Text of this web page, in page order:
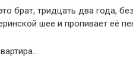
брат, тридцать два года,
шее и пропивает её